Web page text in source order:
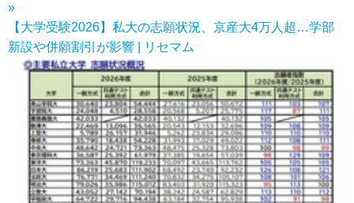
»
【大学受験2026】私大の志願状況、京産大4万人超…学部
新設や併願割引が影響 | リセマム